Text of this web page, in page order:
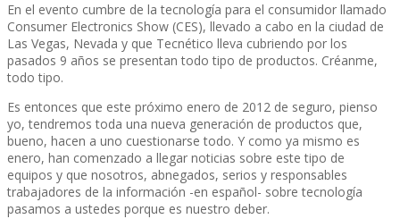
En el evento cumbre de la tecnologí­a para el consumidor llamado
Consumer Electronics Show (CES), llevado a cabo en la ciudad de
Las Vegas, Nevada y que Tecnético lleva cubriendo por los
pasados 9 años se presentan todo tipo de productos. Créanme,
todo tipo.
Es entonces que este próximo enero de 2012 de seguro, pienso
yo, tendremos toda una nueva generación de productos que,
bueno, hacen a uno cuestionarse todo. Y como ya mismo es
enero, han comenzado a llegar noticias sobre este tipo de
equipos y que nosotros, abnegados, serios y responsables
trabajadores de la información -en español- sobre tecnologí­a
pasamos a ustedes porque es nuestro deber.